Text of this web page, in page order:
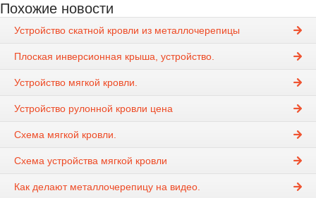
Похожие новости
Устройство скатной кровли из металлочерепицы
Плоская инверсионная крыша, устройство.
Устройство мягкой кровли.
Устройство рулонной кровли цена
Схема мягкой кровли.
Схема устройства мягкой кровли
Как делают металлочерепицу на видео.